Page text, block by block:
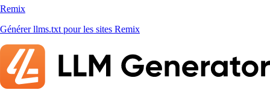
Remix
Générer llms.txt pour les sites Remix